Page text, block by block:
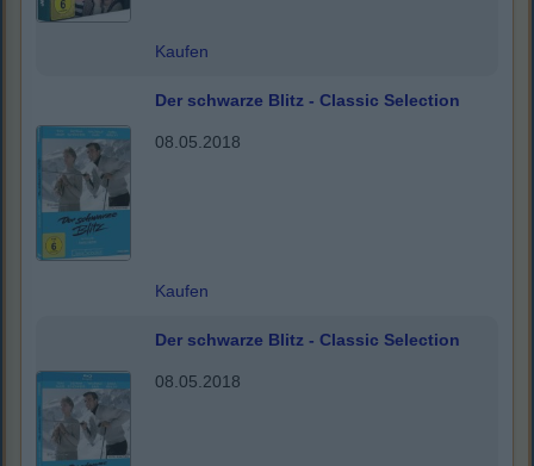
Kaufen
Der schwarze Blitz - Classic Selection
08.05.2018
Kaufen
Der schwarze Blitz - Classic Selection
08.05.2018